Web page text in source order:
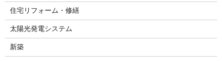
住宅リフォーム・修繕
太陽光発電システム
新築